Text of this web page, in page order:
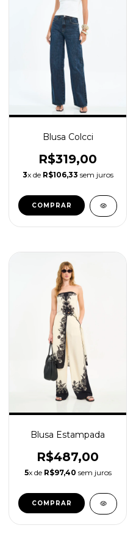
Blusa Colcci
R$319,00
3x de R$106,33 sem juros
COMPRAR
Blusa Estampada
R$487,00
5x de R$97,40 sem juros
COMPRAR